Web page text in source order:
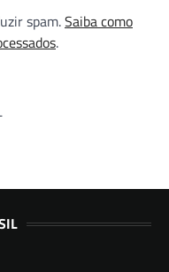
spam.Saiba como
.